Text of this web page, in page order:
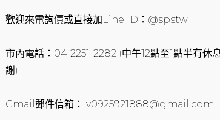
歡迎來電詢價或直接加Line ID：@spstw
市內電話：04-2251-2282 (中午12點至1點半有休
謝)
Gmail郵件信箱： v0925921888@gmail.com